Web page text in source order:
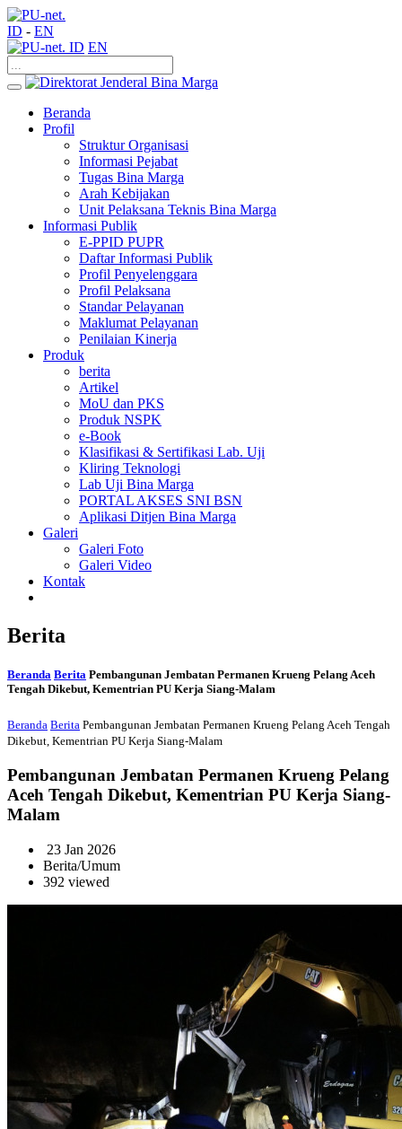
ID - EN
ID EN
Beranda
Profil
Struktur Organisasi
Informasi Pejabat
Tugas Bina Marga
Arah Kebijakan
Unit Pelaksana Teknis Bina Marga
Informasi Publik
E-PPID PUPR
Daftar Informasi Publik
Profil Penyelenggara
Profil Pelaksana
Standar Pelayanan
Maklumat Pelayanan
Penilaian Kinerja
Produk
berita
Artikel
MoU dan PKS
Produk NSPK
e-Book
Klasifikasi & Sertifikasi Lab. Uji
Kliring Teknologi
Lab Uji Bina Marga
PORTAL AKSES SNI BSN
Aplikasi Ditjen Bina Marga
Galeri
Galeri Foto
Galeri Video
Kontak
Berita
Beranda Berita Pembangunan Jembatan Permanen Krueng Pelang Aceh
Tengah Dikebut, Kementrian PU Kerja Siang-Malam
Beranda Berita Pembangunan Jembatan Permanen Krueng Pelang Aceh Tengah
Dikebut, Kementrian PU Kerja Siang-Malam
Pembangunan Jembatan Permanen Krueng Pelang
Aceh Tengah Dikebut, Kementrian PU Kerja Siang-
Malam
23 Jan 2026
Berita/Umum
392 viewed